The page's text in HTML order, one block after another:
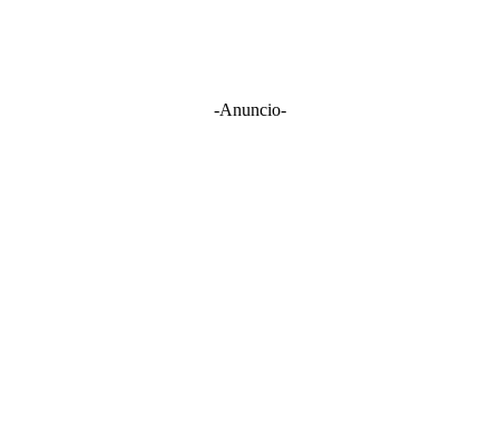
-Anuncio-